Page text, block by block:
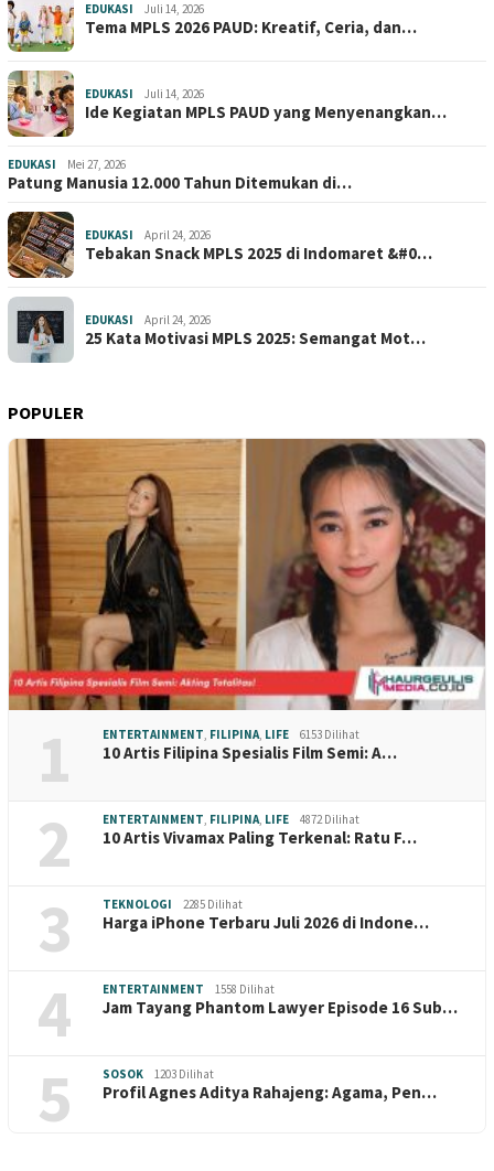
EDUKASI Juli 14, 2026
Tema MPLS 2026 PAUD: Kreatif, Ceria, dan…
EDUKASI Juli 14, 2026
Ide Kegiatan MPLS PAUD yang Menyenangkan…
EDUKASI Mei 27, 2026
Patung Manusia 12.000 Tahun Ditemukan di…
EDUKASI April 24, 2026
Tebakan Snack MPLS 2025 di Indomaret &#0…
EDUKASI April 24, 2026
25 Kata Motivasi MPLS 2025: Semangat Mot…
POPULER
1 ENTERTAINMENT, FILIPINA, LIFE 6153 Dilihat
10 Artis Filipina Spesialis Film Semi: A…
2 ENTERTAINMENT, FILIPINA, LIFE 4872 Dilihat
10 Artis Vivamax Paling Terkenal: Ratu F…
3 TEKNOLOGI 2285 Dilihat
Harga iPhone Terbaru Juli 2026 di Indone…
4 ENTERTAINMENT 1558 Dilihat
Jam Tayang Phantom Lawyer Episode 16 Sub…
5 SOSOK 1203 Dilihat
Profil Agnes Aditya Rahajeng: Agama, Pen…